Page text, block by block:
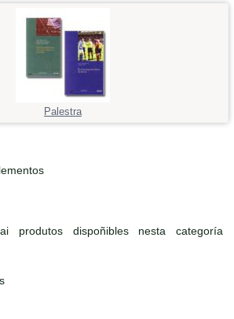
Palestra
produtos dispoñibles nesta categoría